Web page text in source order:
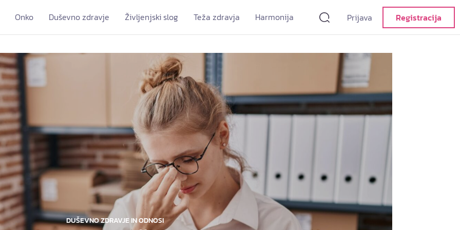
Onko Duševno zdravje Življenjski slog Teža zdravja Harmonija Prijava Registracija
DUŠEVNO ZDRAVJE IN ODNOSI